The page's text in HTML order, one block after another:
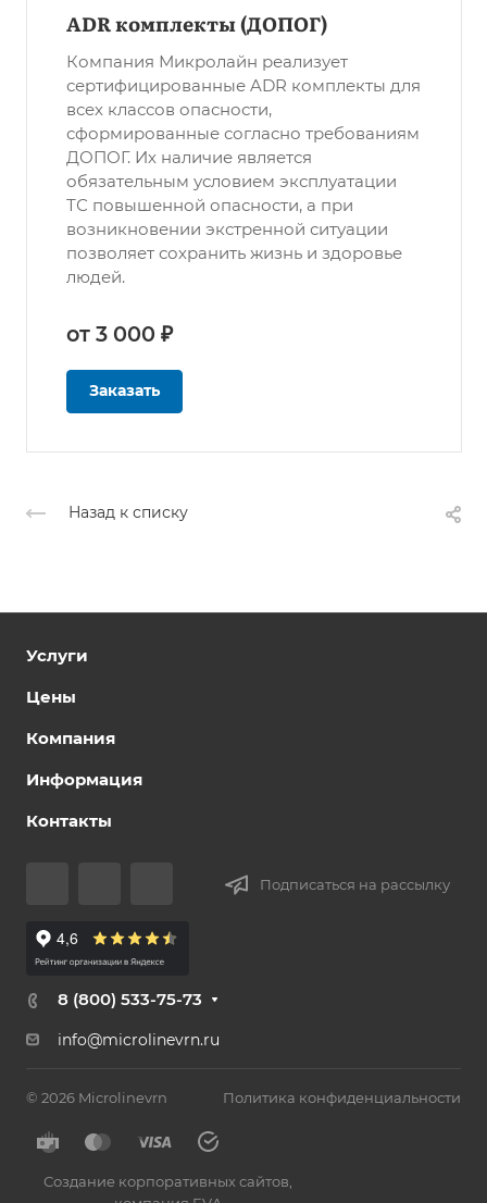
ADR комплекты (ДОПОГ)
Компания Микролайн реализует
сертифицированные ADR комплекты для
всех классов опасности,
сформированные согласно требованиям
ДОПОГ. Их наличие является
обязательным условием эксплуатации
ТС повышенной опасности, а при
возникновении экстренной ситуации
позволяет сохранить жизнь и здоровье
людей.
от 3 000 ₽
Заказать
Назад к списку
Услуги
Цены
Компания
Информация
Контакты
Подписаться на рассылку
8 (800) 533-75-73
info@microlinevrn.ru
© 2026 Microlinevrn Политика конфиденциальности
Создание корпоративных сайтов,